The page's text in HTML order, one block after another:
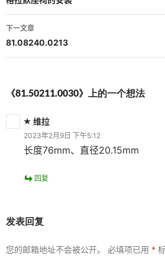
导
航
下一文章
81.08240.0213
《81.50211.0030》上的一个想法
维拉
2023年2月9日 下午5:12
长度76mm、直径20.15mm
回复
发表回复
您的邮箱地址不会被公开。 必填项已用 *